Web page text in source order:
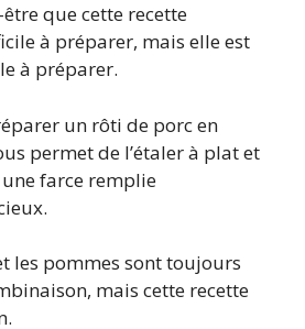
que cette recette
à préparer, mais elle est
à préparer.
un rôti de porc en
permet de l’étaler à plat et
une farce remplie
les pommes sont toujours
mais cette recette